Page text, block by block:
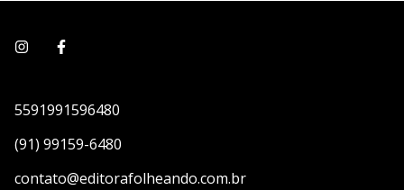
5591991596480
(91) 99159-6480
contato@editorafolheando.com.br